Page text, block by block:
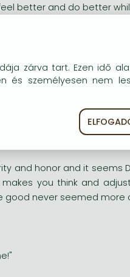
better and do better
design thinking offers
library of the Bauhaus."
and honor and it seems
you think and
good never seemed more
zárva tart. Ezen idő
és személyesen nem
hogy teljesebb körű